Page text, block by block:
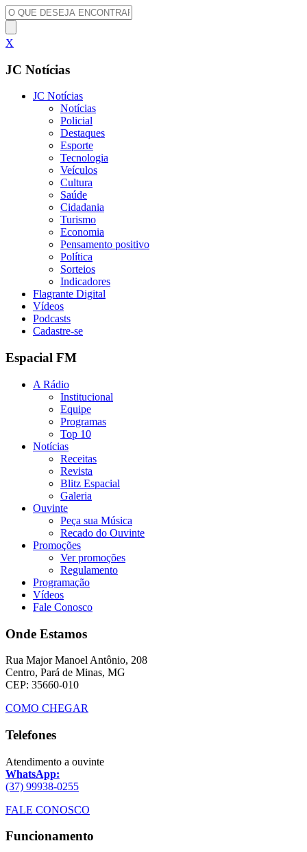
X
JC Notícias
JC Notícias
Notícias
Policial
Destaques
Esporte
Tecnologia
Veículos
Cultura
Saúde
Cidadania
Turismo
Economia
Pensamento positivo
Política
Sorteios
Indicadores
Flagrante Digital
Vídeos
Podcasts
Cadastre-se
Espacial FM
A Rádio
Institucional
Equipe
Programas
Top 10
Notícias
Receitas
Revista
Blitz Espacial
Galeria
Ouvinte
Peça sua Música
Recado do Ouvinte
Promoções
Ver promoções
Regulamento
Programação
Vídeos
Fale Conosco
Onde Estamos
Rua Major Manoel Antônio, 208
Centro, Pará de Minas, MG
CEP: 35660-010
COMO CHEGAR
Telefones
Atendimento a ouvinte
WhatsApp:
(37) 99938-0255
FALE CONOSCO
Funcionamento